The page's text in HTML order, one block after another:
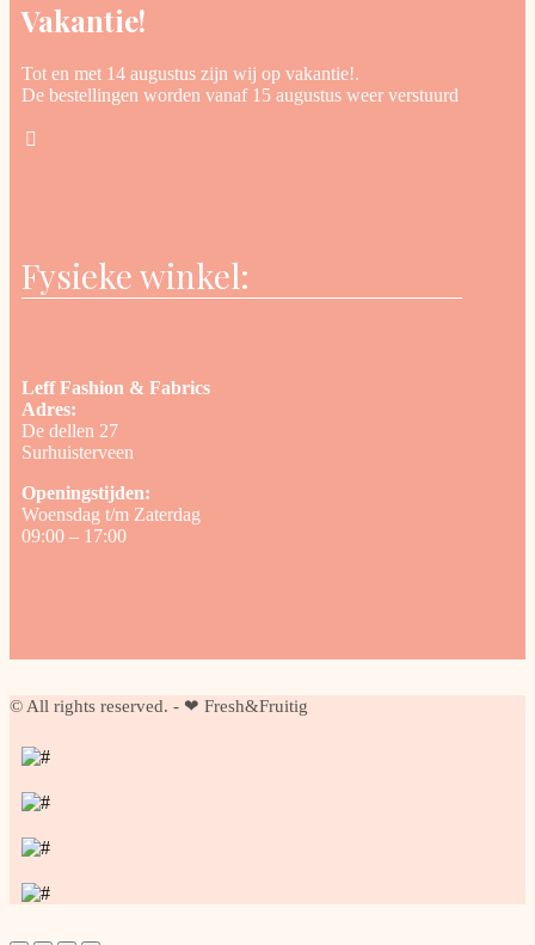
Vakantie!
Tot en met 14 augustus zijn wij op vakantie!.
De bestellingen worden vanaf 15 augustus weer verstuurd
Fysieke winkel:
Leff Fashion & Fabrics
Adres:
De dellen 27
Surhuisterveen
Openingstijden:
Woensdag t/m Zaterdag
09:00 – 17:00
© All rights reserved. - ❤ Fresh&Fruitig